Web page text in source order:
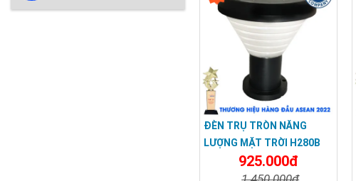
ĐÈN TRỤ TRÒN NĂNG
LƯỢNG MẶT TRỜI H280B
925.000đ